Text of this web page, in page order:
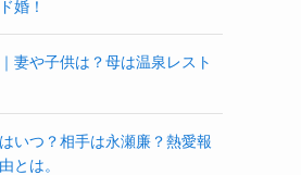
婚！
妻や子供は？母は温泉レスト
いつ？相手は永瀬廉？熱愛報
とは。